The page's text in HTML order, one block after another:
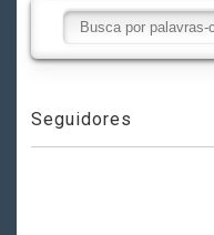
Seguidores